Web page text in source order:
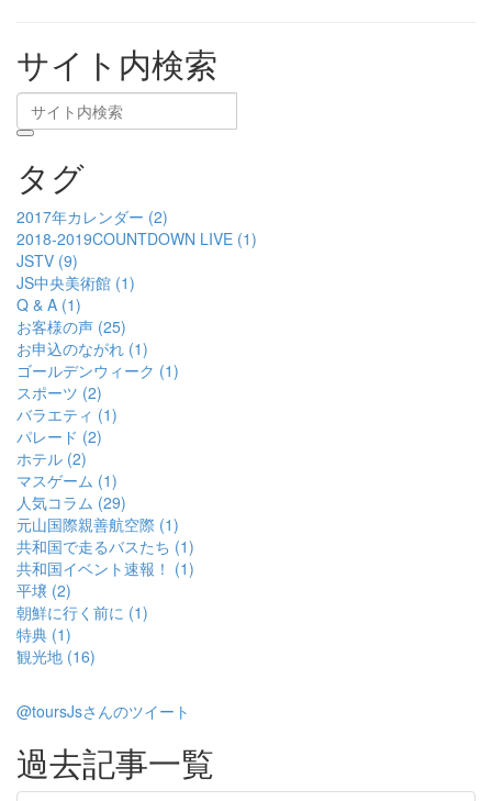
サイト内検索
タグ
2017年カレンダー (2)
2018-2019COUNTDOWN LIVE (1)
JSTV (9)
JS中央美術館 (1)
Q & A (1)
お客様の声 (25)
お申込のながれ (1)
ゴールデンウィーク (1)
スポーツ (2)
バラエティ (1)
パレード (2)
ホテル (2)
マスゲーム (1)
人気コラム (29)
元山国際親善航空際 (1)
共和国で走るバスたち (1)
共和国イベント速報！ (1)
平壌 (2)
朝鮮に行く前に (1)
特典 (1)
観光地 (16)
@toursJsさんのツイート
過去記事一覧